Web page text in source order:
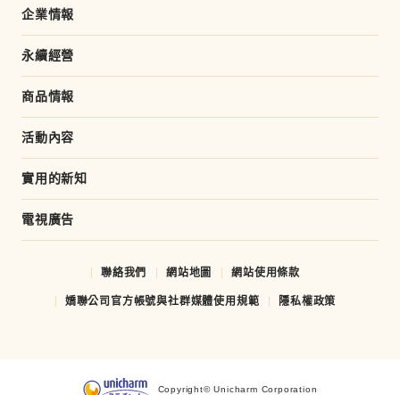
企業情報
永續經營
商品情報
活動內容
實用的新知
電視廣告
聯絡我們 網站地圖 網站使用條款
嬌聯公司官方帳號與社群媒體使用規範 隱私權政策
Copyright© Unicharm Corporation